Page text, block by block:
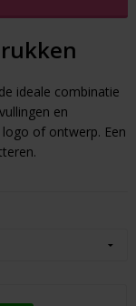
ideale combinatie
en
of ontwerp. Een